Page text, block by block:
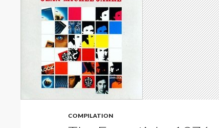
COMPILATION